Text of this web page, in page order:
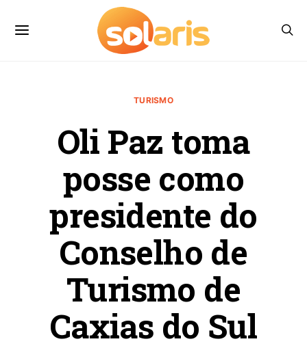
TURISMO
Oli Paz toma
posse como
presidente do
Conselho de
Turismo de
Caxias do Sul